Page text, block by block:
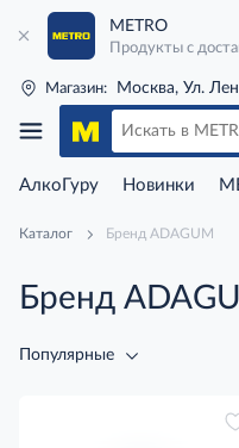
METRO
Продукты с
Магазин: Москва, Ул.
АлкоГуру Новинки
Каталог Бренд ADAGUM
Бренд
Популярные